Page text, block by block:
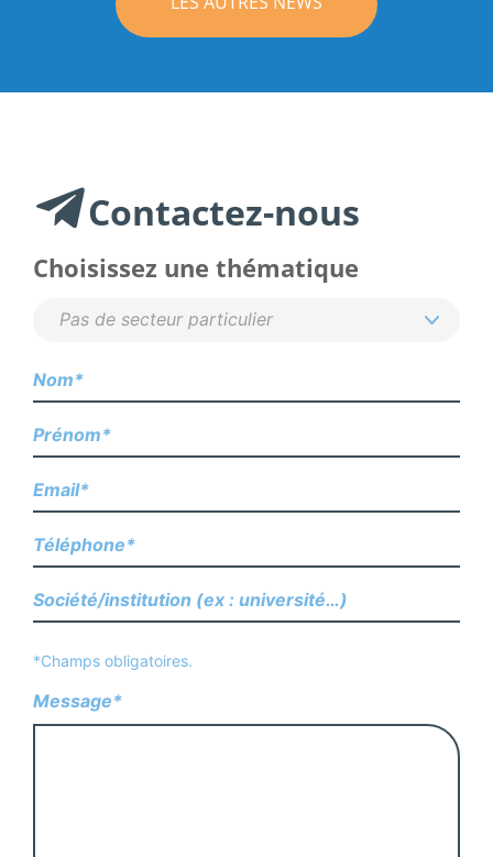
Contactez-nous
Choisissez une thématique
*Champs obligatoires.
Message*